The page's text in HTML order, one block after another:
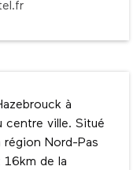
à
centre ville. Situé
région Nord-Pas
16km de la